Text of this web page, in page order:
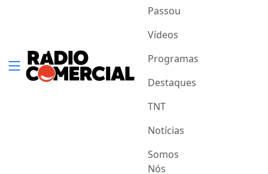
Passou
Vídeos
Programas
Destaques
TNT
Notícias
Somos
Nós